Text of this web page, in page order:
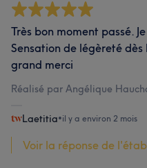
Très bon moment passé.
Sensation de légèreté
grand merci
Réalisé par Angélique
Laetitia•il y a environ 2 mois
Voir la réponse de